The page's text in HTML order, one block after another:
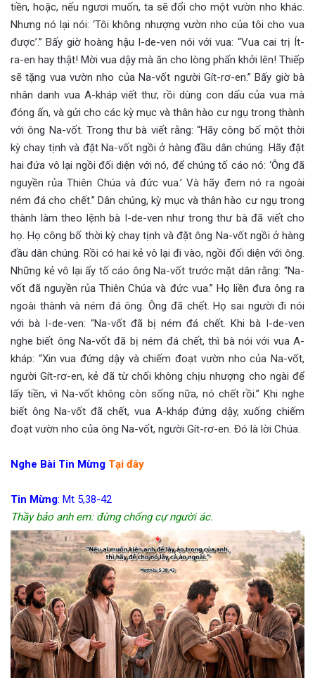
tiền, hoặc, nếu ngươi muốn, ta sẽ đổi cho một vườn nho khác.
Nhưng nó lại nói: ‘Tôi không nhượng vườn nho của tôi cho vua
được’.” Bấy giờ hoàng hậu I-de-ven nói với vua: “Vua cai trị Ít-
ra-en hay thật! Mời vua dậy mà ăn cho lòng phấn khởi lên! Thiếp
sẽ tặng vua vườn nho của Na-vốt người Gít-rơ-en.” Bấy giờ bà
nhân danh vua A-kháp viết thư, rồi dùng con dấu của vua mà
đóng ấn, và gửi cho các kỳ mục và thân hào cư ngụ trong thành
với ông Na-vốt. Trong thư bà viết rằng: “Hãy công bố một thời
kỳ chay tịnh và đặt Na-vốt ngồi ở hàng đầu dân chúng. Hãy đặt
hai đứa vô lại ngồi đối diện với nó, để chúng tố cáo nó: ‘Ông đã
nguyền rủa Thiên Chúa và đức vua.’ Và hãy đem nó ra ngoài
ném đá cho chết.” Dân chúng, kỳ mục và thân hào cư ngụ trong
thành làm theo lệnh bà I-de-ven như trong thư bà đã viết cho
họ. Họ công bố thời kỳ chay tịnh và đặt ông Na-vốt ngồi ở hàng
đầu dân chúng. Rồi có hai kẻ vô lại đi vào, ngồi đối diện với ông.
Những kẻ vô lại ấy tố cáo ông Na-vốt trước mặt dân rằng: “Na-
vốt đã nguyền rủa Thiên Chúa và đức vua.” Họ liền đưa ông ra
ngoài thành và ném đá ông. Ông đã chết. Họ sai người đi nói
với bà I-de-ven: “Na-vốt đã bị ném đá chết. Khi bà I-de-ven
nghe biết ông Na-vốt đã bị ném đá chết, thì bà nói với vua A-
kháp: “Xin vua đứng dậy và chiếm đoạt vườn nho của Na-vốt,
người Gít-rơ-en, kẻ đã từ chối không chịu nhượng cho ngài để
lấy tiền, vì Na-vốt không còn sống nữa, nó chết rồi.” Khi nghe
biết ông Na-vốt đã chết, vua A-kháp đứng dậy, xuống chiếm
đoạt vườn nho của ông Na-vốt, người Gít-rơ-en. Đó là lời Chúa.
Nghe Bài Tin Mừng Tại đây
Tin Mừng: Mt 5,38-42
Thầy bảo anh em: đừng chống cự người ác.